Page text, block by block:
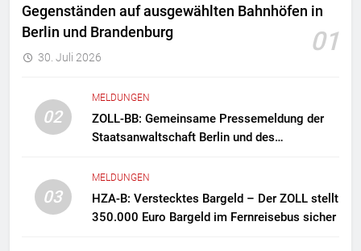
Gegenständen auf ausgewählten Bahnhöfen in
Berlin und Brandenburg
01
30. Juli 2026
02
MELDUNGEN
ZOLL-BB: Gemeinsame Pressemeldung der
Staatsanwaltschaft Berlin und des
Zollfahndung hebt mutmaßliches
Drogenlabor aus
03
MELDUNGEN
HZA-B: Verstecktes Bargeld – Der ZOLL stellt
350.000 Euro Bargeld im Fernreisebus sicher